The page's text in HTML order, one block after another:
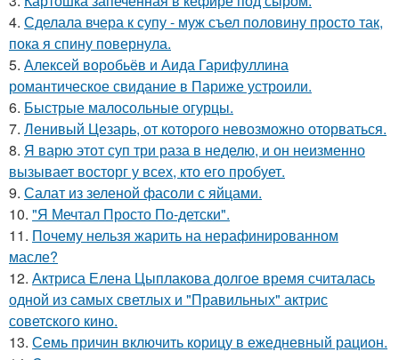
4. Сделала вчера к супу - муж съел половину просто так,
пока я спину повернула.
5. Алексей воробьёв и Аида Гарифуллина
романтическое свидание в Париже устроили.
6. Быстрые малосольные огурцы.
7. Ленивый Цезарь, от которого невозможно оторваться.
8. Я варю этот суп три раза в неделю, и он неизменно
вызывает восторг у всех, кто его пробует.
9. Салат из зеленой фасоли с яйцами.
10. "Я Мечтал Просто По-детски".
11. Почему нельзя жарить на нерафинированном
масле?
12. Актриса Елена Цыплакова долгое время считалась
одной из самых светлых и "Правильных" актрис
советского кино.
13. Семь причин включить корицу в ежедневный рацион.